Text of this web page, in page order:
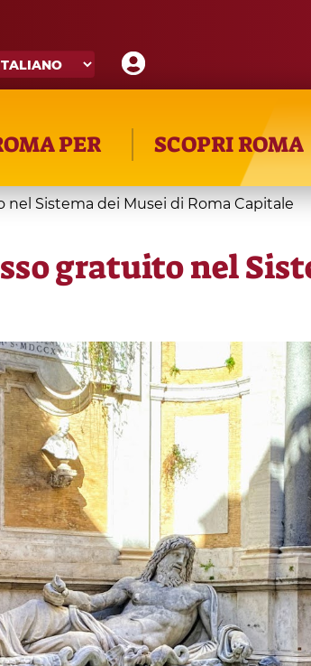
PER SCOPRI ROMA
Sistema dei Musei di Roma Capitale
gratuito nel